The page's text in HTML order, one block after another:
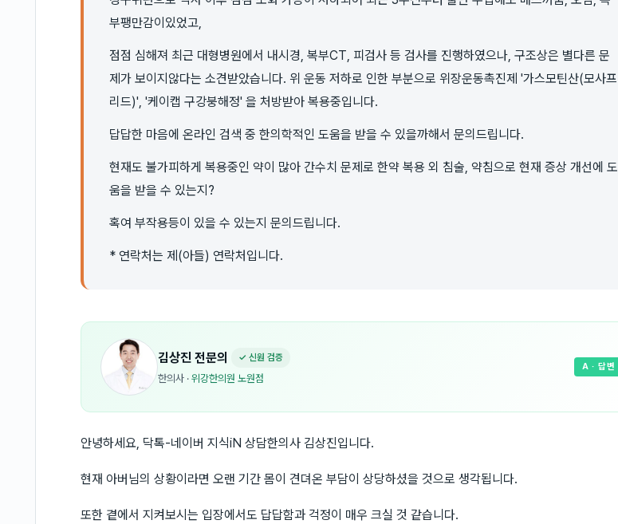
부팽만감이있었고,
점점 심해져 최근 대형병원에서 내시경, 복부CT, 피검사 등 검사를 진행하였으나, 구조상은 별다른 문
제가 보이지않다는 소견받았습니다. 위 운동 저하로 인한 부분으로 위장운동촉진제 '가스모틴산(모사프
리드)', '케이캡 구강붕해정' 을 처방받아 복용중입니다.
답답한 마음에 온라인 검색 중 한의학적인 도움을 받을 수 있을까해서 문의드립니다.
현재도 불가피하게 복용중인 약이 많아 간수치 문제로 한약 복용 외 침술, 약침으로 현재 증상 개선에 도
움을 받을 수 있는지?
혹여 부작용등이 있을 수 있는지 문의드립니다.
* 연락처는 제(아들) 연락처입니다.
김상진 전문의 ✓ 신원 검증
한의사 · 위강한의원 노원점
A · 답변
안녕하세요, 닥톡-네이버 지식iN 상담한의사 김상진입니다.
현재 아버님의 상황이라면 오랜 기간 몸이 견뎌온 부담이 상당하셨을 것으로 생각됩니다.
또한 곁에서 지켜보시는 입장에서도 답답함과 걱정이 매우 크실 것 같습니다.